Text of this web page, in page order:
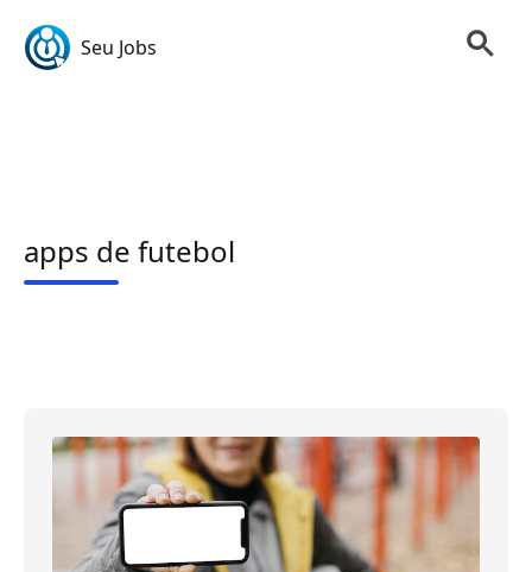
Seu Jobs
apps de futebol